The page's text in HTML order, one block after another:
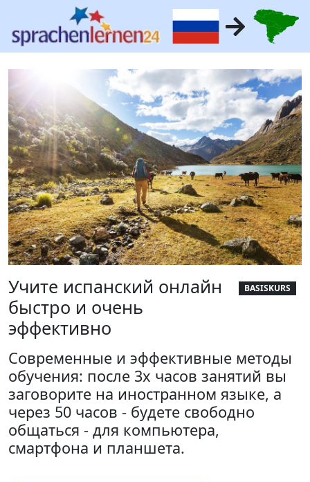
BASISKURS
Учите испанский онлайн
быстро и очень
эффективно
Современные и эффективные методы
обучения: после 3х часов занятий вы
заговорите на иностранном языке, а
через 50 часов - будете свободно
общаться - для компьютера,
смартфона и планшета.